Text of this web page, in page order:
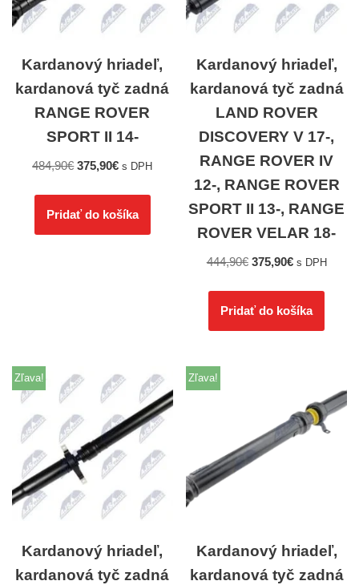
Kardanový hriadeľ,
kardanová tyč zadná
RANGE ROVER
SPORT II 14-
484,90€ 375,90€ s DPH
Pridať do košíka
Kardanový hriadeľ,
kardanová tyč zadná
LAND ROVER
DISCOVERY V 17-,
RANGE ROVER IV
12-, RANGE ROVER
SPORT II 13-, RANGE
ROVER VELAR 18-
444,90€ 375,90€ s DPH
Pridať do košíka
Zľava!
Kardanový hriadeľ,
kardanová tyč zadná
Zľava!
Kardanový hriadeľ,
kardanová tyč zadná